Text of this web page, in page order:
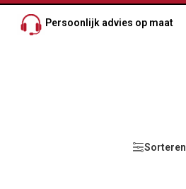
Persoonlijk advies op maat
Sorteren